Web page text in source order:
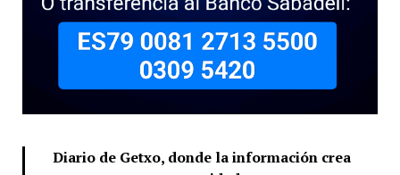
Diario de Getxo, donde la información crea